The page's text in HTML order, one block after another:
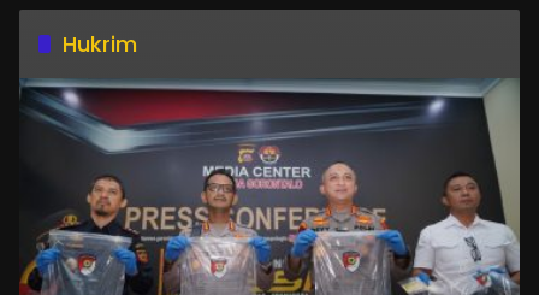
Hukrim